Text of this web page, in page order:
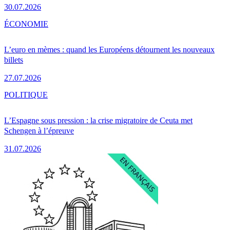
30.07.2026
L’euro en mèmes : quand les Européens détournent les nouveaux
billets
27.07.2026
ÉCONOMIE
L’Espagne sous pression : la crise migratoire de Ceuta met
Schengen à l’épreuve
31.07.2026
POLITIQUE